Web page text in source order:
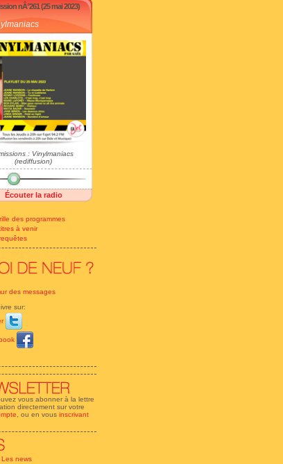
nÂ°261 (25 mai 2023)
: Vinylmaniacs
(rediffusion)
Écouter la radio
des programmes
à venir
des messages
sur:
vous abonner à la lettre
directement sur votre
, ou en vous inscrivant
Les news